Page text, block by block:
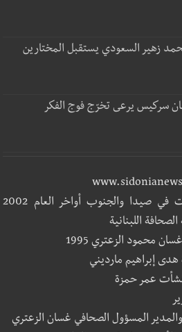
زهير السعودي يستقبل المختارين
سركيس يرعى تخرّج فوج الفكر
أول صحيفة اليكترونية صدرت في صيدا والجنوب أواخر العام 2002
اللبنانية
محمود الزعتري 1995
هدى إبراهيم مارديني
نشأت عمر حمزة
المسؤول الصحافي غسان الزعتري